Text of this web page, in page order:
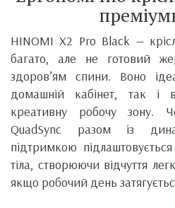
HINOMI X2 Pro Black —
багато, але не готовий
здоров’ям спини. Воно
домашній кабінет, так і
креативну робочу зону.
QuadSync разом із
підтримкою
тіла, створюючи відчуття
якщо робочий день